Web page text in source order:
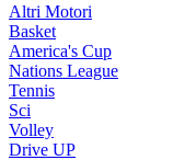
Altri Motori
Basket
America's Cup
Nations League
Tennis
Sci
Volley
Drive UP